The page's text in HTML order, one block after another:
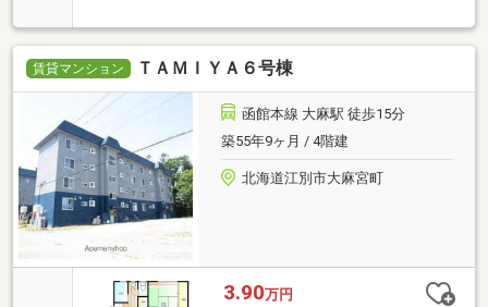
賃貸マンション ＴＡＭＩＹＡ６号棟
函館本線 大麻駅 徒歩15分
築55年9ヶ月 / 4階建
北海道江別市大麻宮町
3.90万円